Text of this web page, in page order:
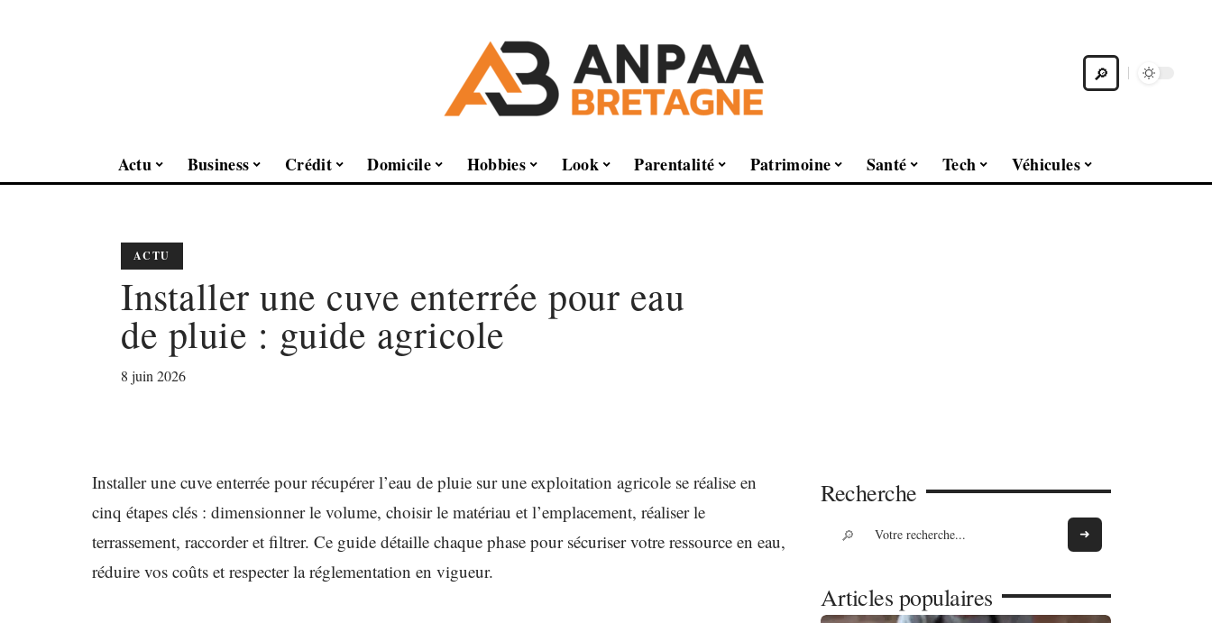
Actu Business Crédit Domicile Hobbies Look Parentalité Patrimoine Santé Tech Véhicules
ACTU
Installer une cuve enterrée pour eau
de pluie : guide agricole
8 juin 2026
Installer une cuve enterrée pour récupérer l’eau de pluie sur une exploitation agricole se réalise en
cinq étapes clés : dimensionner le volume, choisir le matériau et l’emplacement, réaliser le
terrassement, raccorder et filtrer. Ce guide détaille chaque phase pour sécuriser votre ressource en eau,
réduire vos coûts et respecter la réglementation en vigueur.
Recherche
Articles populaires